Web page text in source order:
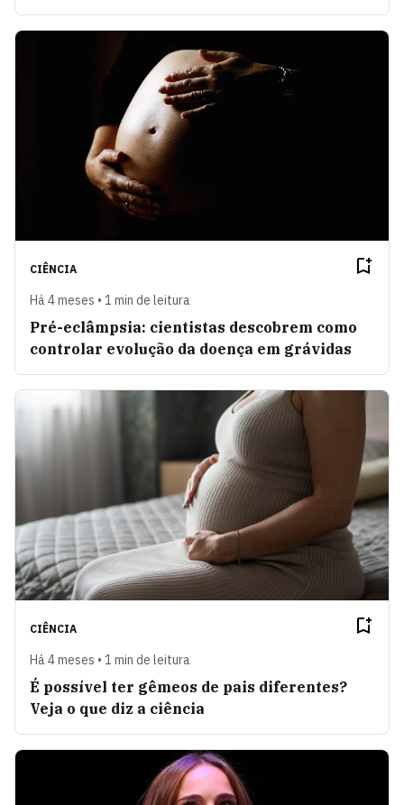
CIÊNCIA
Há 4 meses • 1 min de leitura
Pré-eclâmpsia: cientistas descobrem como
controlar evolução da doença em grávidas
CIÊNCIA
Há 4 meses • 1 min de leitura
É possível ter gêmeos de pais diferentes?
Veja o que diz a ciência